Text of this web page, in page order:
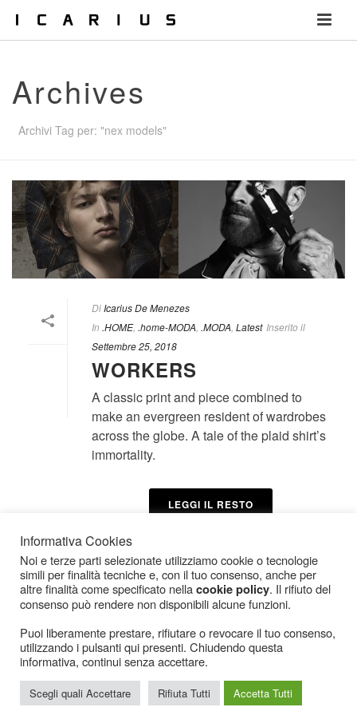
Archives
Archivi Tag per: "nex models"
Di Icarius De Menezes
In .HOME, .home-MODA .MODA Latest Inserito il
Settembre 25, 2018
WORKERS
A classic print and piece combined to
make an evergreen resident of wardrobes
across the globe. A tale of the plaid shirt’s
immortality.
LEGGI IL RESTO
Icarius.com Copyright © 2000 - 2022 |Privacy Policy|Cookies Policy
Cookies
Informativa Cookies
Noi e terze parti selezionate utilizziamo cookie o tecnologie
simili per finalità tecniche e, con il tuo consenso, anche per
altre finalità come specificato nellacookie policy. Il rifiuto del
consenso può rendere non disponibili alcune funzioni.
Puoi liberamente prestare, rifiutare o revocare il tuo consenso,
utilizzando i pulsanti qui presenti. Chiudendo questa
informativa, continui senza accettare.
Scegli quali Accettare Rifiuta Tutti Accetta Tutti